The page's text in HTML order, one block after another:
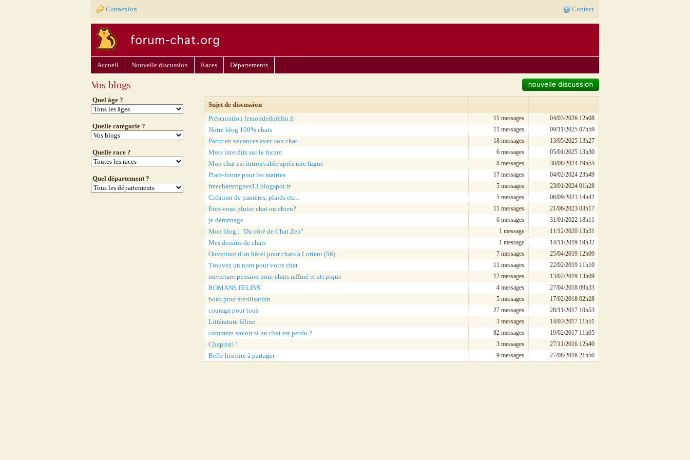
Connexion Contact
Accueil Nouvelle discussion Races Départements
Vos blogs
Quel âge ?
Quelle catégorie ?
Quelle race ?
Quel département ?
Sujet de discussion
Présentation lemondedufelin.fr
11 messages 04/03/2026 12h08
Notre blog 100% chats 11 messages 09/11/2025 07h59
Partir en vacances avec son chat 18 messages 13/05/2025 13h27
Mots interdits sur le forum 6 messages 05/01/2025 13h30
Mon chat est introuvable après une fugue 8 messages 30/08/2024 19h55
Plate-forme pour les mairies 17 messages 04/02/2024 23h49
freechatsrognes13.blogspot.fr 5 messages 23/01/2024 01h28
Création de panières, plaids etc... 5 messages 06/09/2023 14h42
Etes-vous plutot chat ou chien? 11 messages 21/06/2023 03h17
je déménage 6 messages 31/01/2022 18h11
Mon blog : "Du côté de Chat Zen" 1 message 11/12/2020 13h31
Mes dessins de chats 1 message 14/11/2019 19h32
Ouverture d'un hôtel pour chats à Lorient (56) 7 messages 25/04/2019 12h09
Trouvez un nom pour votre chat 11 messages 22/02/2019 11h10
ouverture pension pour chats raffiné et atypique 12 messages 13/02/2019 13h09
ROMANS FELINS 4 messages 27/04/2018 09h33
bons pour stérilisation 5 messages 17/02/2018 02h28
courage pour tous 27 messages 28/11/2017 10h53
Littérature féline 3 messages 14/03/2017 11h51
comment savoir si un chat est perdu ? 82 messages 19/02/2017 11h05
Chapristi ! 3 messages 27/11/2016 12h40
Belle histoire à partager 9 messages 27/08/2016 21h50